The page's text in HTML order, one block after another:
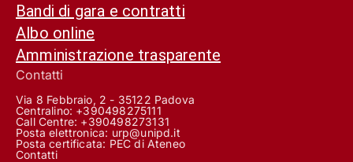
Bandi di gara e contratti
Albo online
Amministrazione trasparente
Contatti
Via 8 Febbraio, 2 - 35122 Padova
Centralino: +390498275111
Call Centre: +390498273131
Posta elettronica: urp@unipd.it
Posta certificata: PEC di Ateneo
Contatti